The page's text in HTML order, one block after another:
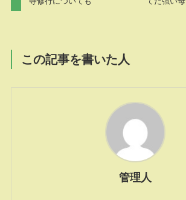
この記事を書いた人
管理人